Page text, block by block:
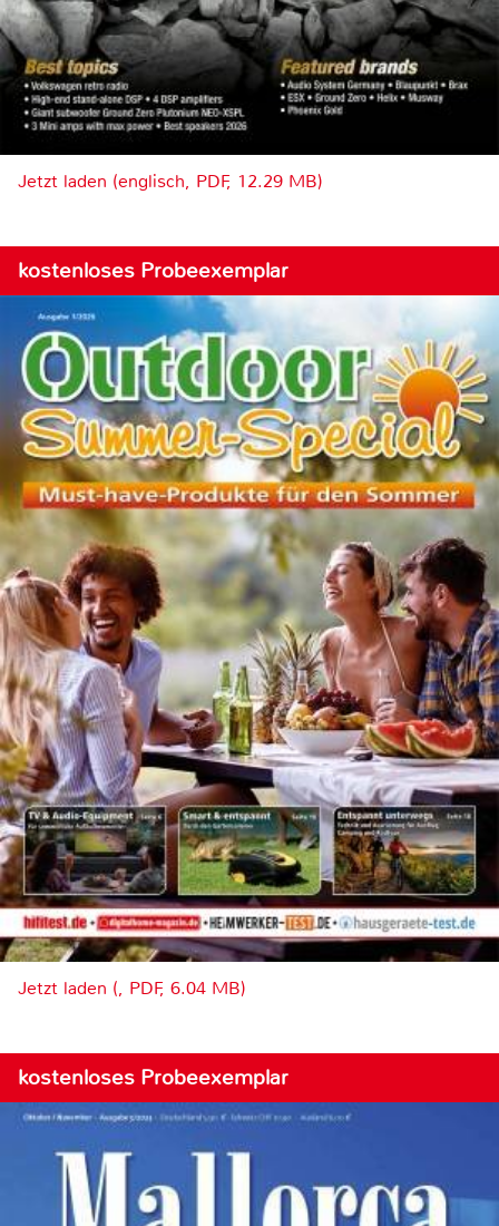
Jetzt laden (englisch, PDF, 12.29 MB)
kostenloses Probeexemplar
Jetzt laden (, PDF, 6.04 MB)
kostenloses Probeexemplar